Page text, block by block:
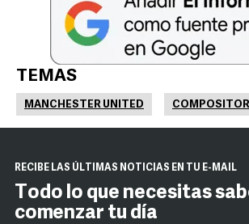
TEMAS
MANCHESTER UNITED
RECIBE LAS ÚLTIMAS NOTICIAS EN TU E-MAIL
Todo lo que necesitas
comenzar tu día